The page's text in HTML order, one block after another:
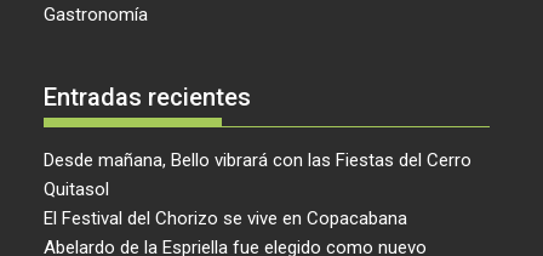
Gastronomía
Entradas recientes
Desde mañana, Bello vibrará con las Fiestas del Cerro
Quitasol
El Festival del Chorizo se vive en Copacabana
Abelardo de la Espriella fue elegido como nuevo